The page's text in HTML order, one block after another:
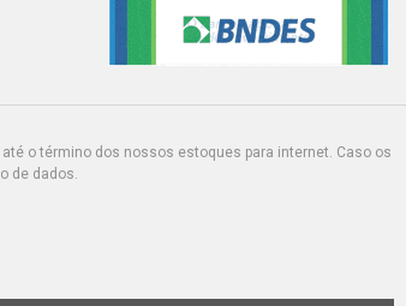
o término dos nossos estoques para internet. Caso os
de dados.